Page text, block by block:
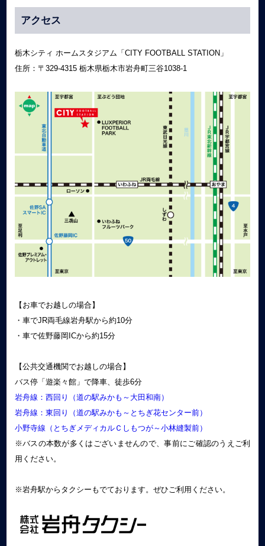
アクセス
栃木シティ ホームスタジアム「CITY FOOTBALL STATION」
住所：〒329‐4315 栃木県栃木市岩舟町三谷1038-1
【お車でお越しの場合】
・車でJR両毛線岩舟駅から約10分
・車で佐野藤岡ICから約15分
【公共交通機関でお越しの場合】
バス停「遊楽々館」で降車、徒歩6分
岩舟線：西回り（道の駅みかも～大田和南）
岩舟線：東回り（道の駅みかも～とちぎ花センター前）
小野寺線（とちぎメディカルＣしもつが～小林縫製前）
※バスの本数が多くはございませんので、事前にご確認のうえご利
用ください。
※岩舟駅からタクシーもでております。ぜひご利用ください。